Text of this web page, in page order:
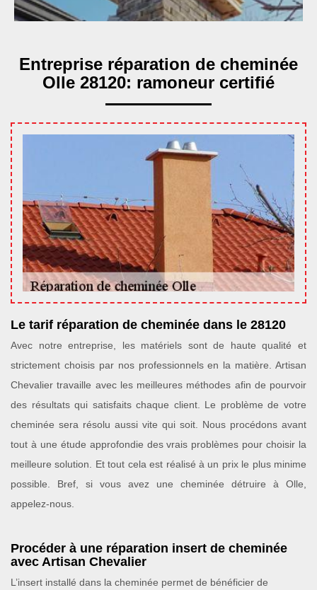
Entreprise réparation de cheminée
Olle 28120: ramoneur certifié
Le tarif réparation de cheminée dans le 28120
Avec notre entreprise, les matériels sont de haute qualité et
strictement choisis par nos professionnels en la matière. Artisan
Chevalier travaille avec les meilleures méthodes afin de pourvoir
des résultats qui satisfaits chaque client. Le problème de votre
cheminée sera résolu aussi vite qui soit. Nous procédons avant
tout à une étude approfondie des vrais problèmes pour choisir la
meilleure solution. Et tout cela est réalisé à un prix le plus minime
possible. Bref, si vous avez une cheminée détruire à Olle,
appelez-nous.
Procéder à une réparation insert de cheminée
avec Artisan Chevalier
L’insert installé dans la cheminée permet de bénéficier de